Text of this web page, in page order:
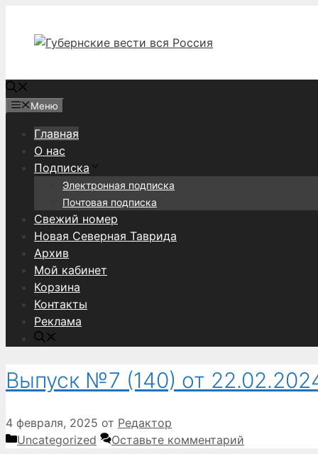
содержимому
Меню
Главная
О нас
Подписка
Электронная подписка
Почтовая подписка
Свежий номер
Новая Северная Таврида
Архив
Мой кабинет
Корзина
Контакты
Реклама
Выпуск №7 (140) от
4 февраля, 2025 от Редактор
Рубрики
Uncategorized Оставьте комментарий